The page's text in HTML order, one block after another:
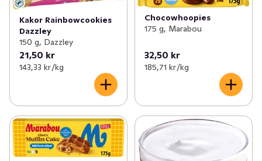
Kakor Rainbowcookies
Dazzley
150 g, Dazzley
21,50 kr
143,33 kr /kg
Chocowhoopies
175 g, Marabou
32,50 kr
185,71 kr /kg